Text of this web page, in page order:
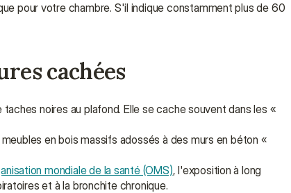
pour votre chambre. S'il indique constamment plus de 60
cachées
noires au plafond. Elle se cache souvent dans les «
en bois massifs adossés à des murs en béton «
mondiale de la santé (OMS), l'exposition à long
et à la bronchite chronique.